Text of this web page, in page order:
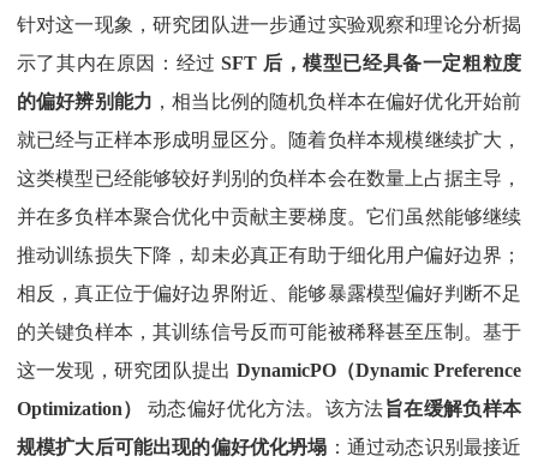
针对这一现象，研究团队进一步通过实验观察和理论分析揭
示了其内在原因：经过SFT 后，模型已经具备一定粗粒度
的偏好辨别能力 ，相当比例的随机负样本在偏好优化开始前
就已经与正样本形成明显区分。随着负样本规模继续扩大，
这类模型已经能够较好判别的负样本会在数量上占据主导，
并在多负样本聚合优化中贡献主要梯度。它们虽然能够继续
推动训练损失下降，却未必真正有助于细化用户偏好边界 ；
相反，真正位于偏好边界附近、能够暴露模型偏好判断不足
的关键负样本，其训练信号反而可能被稀释甚至压制 。基于
这一发现，研究团队提出 DynamicPO（Dynamic Preference
Optimization）
动态偏好优化方法。该方法旨在缓解负样本
规模扩大后可能出现的偏好优化坍塌 ：通过动态识别最接近